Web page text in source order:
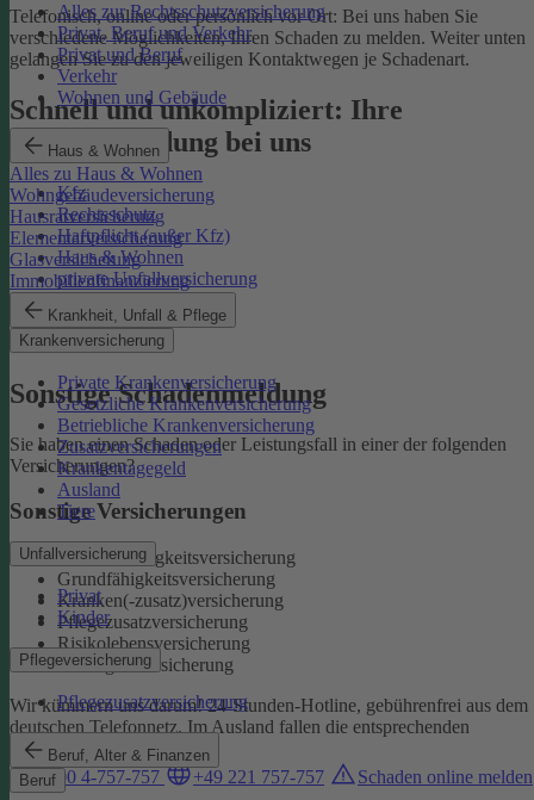
Alles zur Rechtsschutzversicherung
Privat, Beruf und Verkehr
Privat und Beruf
Verkehr
Wohnen und Gebäude
Haus & Wohnen
Alles zu Haus & Wohnen
Wohngebäudeversicherung
Hausratversicherung
Elementarversicherung
Glasversicherung
Immobilienfinanzierung
Krankheit, Unfall & Pflege
Krankenversicherung
Private Krankenversicherung
Gesetzliche Krankenversicherung
Betriebliche Krankenversicherung
Zusatzversicherungen
Krankentagegeld
Ausland
Tiere
Unfallversicherung
Privat
Kinder
Pflegeversicherung
Pflegezusatzversicherung
Beruf, Alter & Finanzen
Beruf
Telefonisch, online oder persönlich vor Ort: Bei uns haben Sie
verschiedene Möglichkeiten, Ihren Schaden zu melden. Weiter unten
gelangen Sie zu den jeweiligen Kontaktwegen je Schadenart.
Schnell und unkompliziert: Ihre
Schadenmeldung bei uns
Kfz
Rechtsschutz
Haftpflicht (außer Kfz)
Haus & Wohnen
private Unfallversicherung
Auslandskrankenschutz
Reiserücktritt
Reisegepäck
Sonstige Schadenmeldung
Sie haben einen Schaden oder Leistungsfall in einer der folgenden
Versicherungen?
Sonstige Versicherungen
Berufsunfähigkeitsversicherung
Grundfähigkeitsversicherung
Kranken(-zusatz)versicherung
Pflegezusatzversicherung
Risikolebensversicherung
Sterbegeldversicherung
Wir kümmern uns darum!24-Stunden-Hotline, gebührenfrei aus dem
deutschen Telefonnetz. Im Ausland fallen die entsprechenden
Landesgebühren an:
0800 4-757-757
+49 221 757-757 Schaden online melden